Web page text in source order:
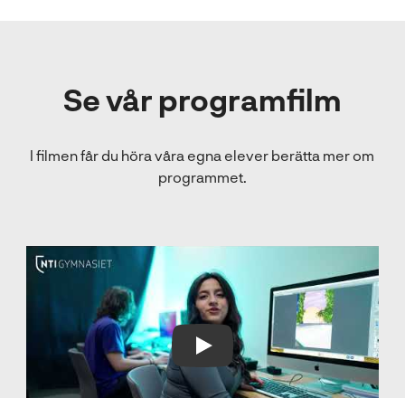
Se vår programfilm
I filmen får du höra våra egna elever berätta mer om
programmet.
Play Video